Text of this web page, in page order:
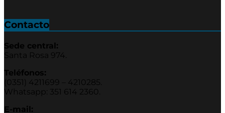
Contacto
Sede central:
Santa Rosa 974.
Teléfonos:
(0351) 4211699 – 4210285.
Whatsapp: 351 614 2360.
E-mail: